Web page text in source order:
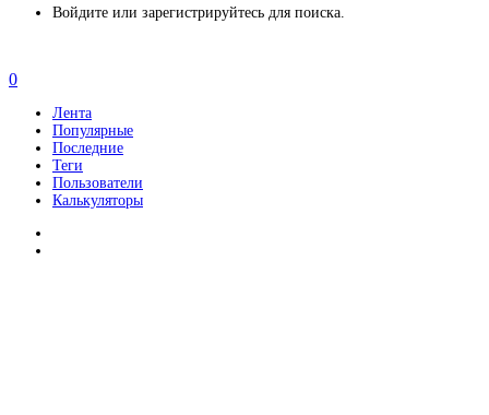
Войдите или зарегистрируйтесь для поиска.
0
Лента
Популярные
Последние
Теги
Пользователи
Калькуляторы